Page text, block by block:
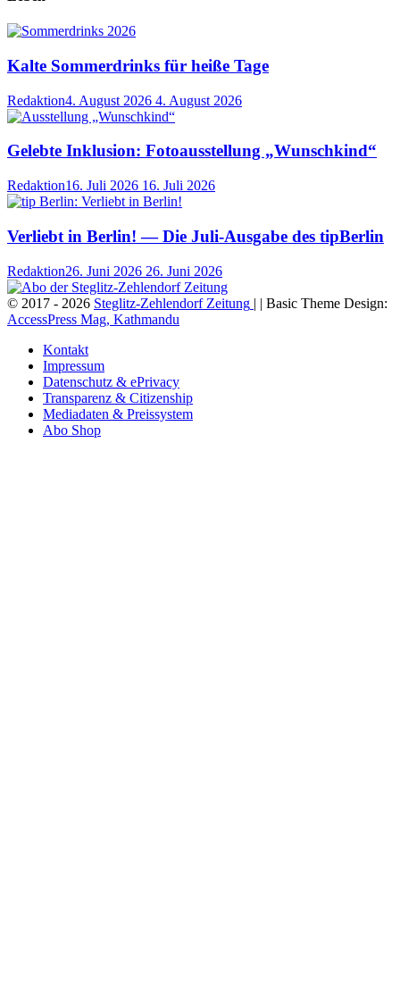
Kalte Sommerdrinks für heiße Tage
Redaktion4. August 2026 4. August 2026
Gelebte Inklusion: Fotoausstellung „Wunschkind“
Redaktion16. Juli 2026 16. Juli 2026
Verliebt in Berlin! — Die Juli-Ausgabe des tipBerlin
Redaktion26. Juni 2026 26. Juni 2026
© 2017 - 2026 Steglitz-Zehlendorf Zeitung | | Basic Theme Design:
AccessPress Mag, Kathmandu
Kontakt
Impressum
Datenschutz & ePrivacy
Transparenz & Citizenship
Mediadaten & Preissystem
Abo Shop